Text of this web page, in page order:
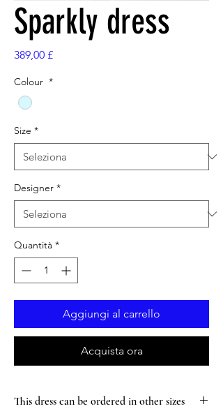
Sparkly dress
389,00 £Prezzo
Colour *
Size *
Designer *
Quantità *
Aggiungi al carrello
Acquista ora
This dress can be ordered in other sizes